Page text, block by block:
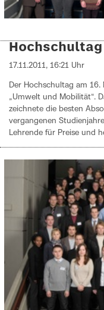
Hochschultag
17.11.2011, 16:21 Uhr
Der Hochschultag am
„Umwelt und Mobilität“.
zeichnete die besten
vergangenen
Lehrende für Preise und